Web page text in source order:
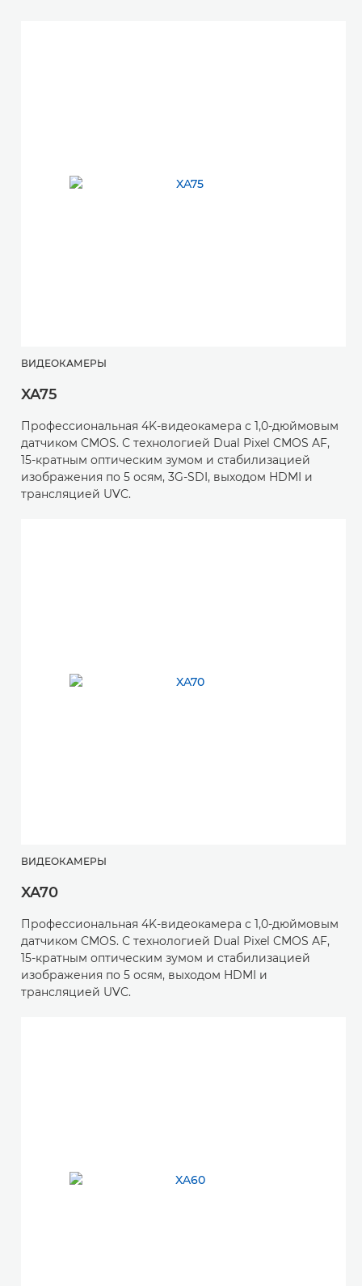
ВИДЕОКАМЕРЫ
XA75
Профессиональная 4K-видеокамера с 1,0-дюймовым
датчиком CMOS. С технологией Dual Pixel CMOS AF,
15-кратным оптическим зумом и стабилизацией
изображения по 5 осям, 3G-SDI, выходом HDMI и
трансляцией UVC.
ВИДЕОКАМЕРЫ
XA70
Профессиональная 4K-видеокамера с 1,0-дюймовым
датчиком CMOS. С технологией Dual Pixel CMOS AF,
15-кратным оптическим зумом и стабилизацией
изображения по 5 осям, выходом HDMI и
трансляцией UVC.